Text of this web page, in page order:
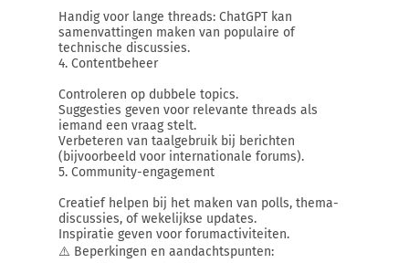
Handig voor lange threads: ChatGPT kan
samenvattingen maken van populaire of
technische discussies.
4. Contentbeheer
Controleren op dubbele topics.
Suggesties geven voor relevante threads als
iemand een vraag stelt.
Verbeteren van taalgebruik bij berichten
(bijvoorbeeld voor internationale forums).
5. Community-engagement
Creatief helpen bij het maken van polls, thema-
discussies, of wekelijkse updates.
Inspiratie geven voor forumactiviteiten.
⚠️ Beperkingen en aandachtspunten: